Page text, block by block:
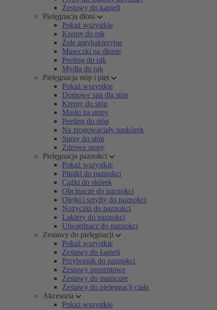
Zestawy do kąpieli
Pielęgnacja dłoni
Pokaż wszystkie
Kremy do rąk
Żele antybakteryjne
Maseczki na dłonie
Peeling do rąk
Mydła do rąk
Pielęgnacja stóp i pięt
Pokaż wszystkie
Domowe spa dla stóp
Kremy do stóp
Maski na stopy
Peeling do stóp
Na zrogowaciały naskórek
Spray do stóp
Zdrowe stopy
Pielęgnacja paznokci
Pokaż wszystkie
Pilniki do paznokci
Cążki do skórek
Obcinacze do paznokci
Olejki i sztyfty do paznokci
Nożyczki do paznokci
Lakiery do paznokci
Utwardzacz do paznokci
Zestawy do pielęgnacji
Pokaż wszystkie
Zestawy do kąpieli
Przybornik do paznokci
Zestawy prezentowe
Zestawy do manicure
Zestawy do pielęgnacji ciała
Akcesoria
Pokaż wszystkie